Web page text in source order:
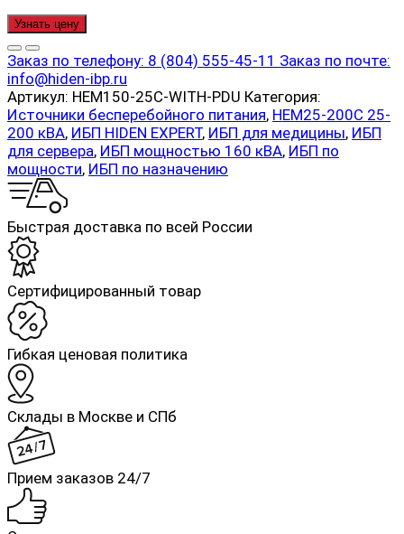
Узнать цену
Заказ по телефону: 8 (804) 555-45-11 Заказ по почте:
info@hiden-ibp.ru
Артикул: HEM150-25C-WITH-PDU Категория:
Источники бесперебойного питания, HEM25-200C 25-
200 кВА, ИБП HIDEN EXPERT, ИБП для медицины, ИБП
для сервера, ИБП мощностью 160 кВА, ИБП по
мощности, ИБП по назначению
Быстрая доставка по всей России
Cертифицированный товар
Гибкая ценовая политика
Склады в Москве и СПб
Прием заказов 24/7